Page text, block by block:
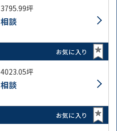
3795.99坪
相談
お気に入り
4023.05坪
相談
お気に入り